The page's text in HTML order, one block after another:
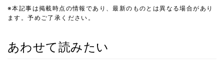
※本記事は掲載時点の情報であり、最新のものとは異なる場合があり
ます。予めご了承ください。
あわせて読みたい